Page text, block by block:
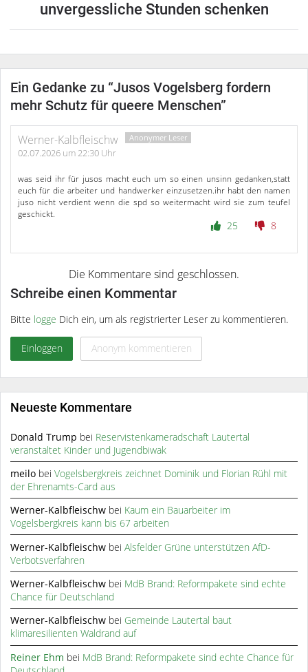
unvergessliche Stunden schenken
Ein Gedanke zu “Jusos Vogelsberg fordern
mehr Schutz für queere Menschen”
Werner-Kalbfleischw
02.07.2026 um 22:30 Uhr
was seid ihr für jusos macht euch um so einen unsinn gedanken,statt
euch für die arbeiter und handwerker einzusetzen.ihr habt den namen
juso nicht verdient wenn die spd so weitermacht wird sie zum teufel
geschickt.
25 8
Schreibe einen Kommentar
Bitte logge Dich ein, um als registrierter Leser zu kommentieren.
Einloggen Anonym kommentieren
Neueste Kommentare
Donald Trump bei Reservistenkameradschaft Lautertal
veranstaltet Kinder und Jugendbiwak
meilo beiVogelsbergkreis zeichnet Dominik und Florian Rühl mit
der Ehrenamts-Card aus
Werner-Kalbfleischw bei Kaum ein Bauarbeiter im
Vogelsbergkreis kann bis 67 arbeiten
Werner-Kalbfleischw beiAlsfelder Grüne unterstützen AfD-
Verbotsverfahren
Werner-Kalbfleischw bei MdB Brand: Reformpakete sind echte
Chance für Deutschland
Werner-Kalbfleischw bei Gemeinde Lautertal baut
klimaresilienten Waldrand auf
Reiner Ehm bei MdB Brand: Reformpakete sind echte Chance für